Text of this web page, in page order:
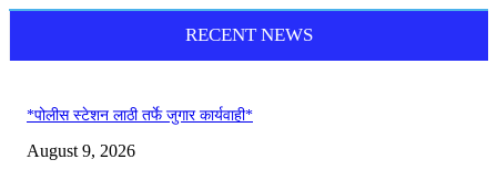
RECENT NEWS
*पोलीस स्टेशन लाठी तर्फे जुगार कार्यवाही*
August 9, 2026